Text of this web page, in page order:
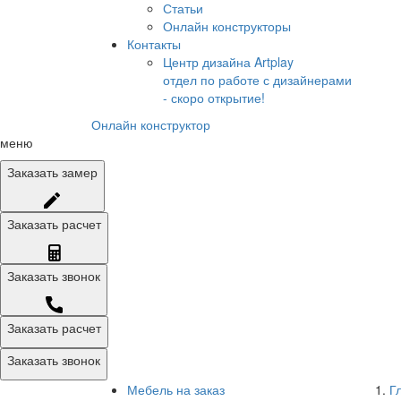
Статьи
Онлайн конструкторы
Контакты
Центр дизайна Artplay
отдел по работе с дизайнерами
- скоро открытие!
Онлайн конструктор
меню
Заказать замер
Заказать расчет
Заказать звонок
Заказать расчет
Заказать звонок
Мебель на заказ